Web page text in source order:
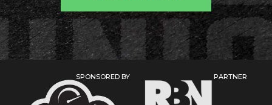
SPONSORED BY PARTNER